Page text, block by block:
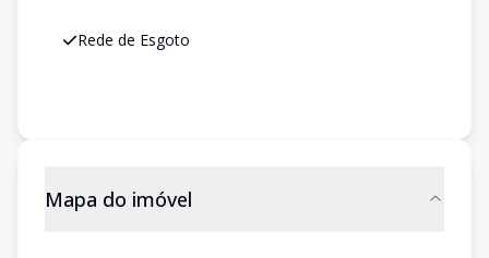
Rede de Esgoto
Mapa do imóvel